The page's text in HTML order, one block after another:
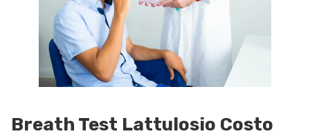
Breath Test Lattulosio Costo